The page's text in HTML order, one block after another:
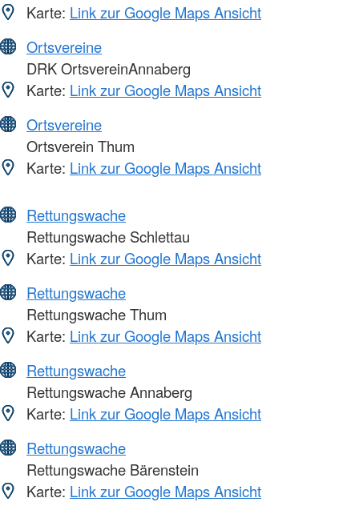
Karte: Link zur Google Maps Ansicht
Ortsvereine
DRK OrtsvereinAnnaberg
Karte: Link zur Google Maps Ansicht
Ortsvereine
Ortsverein Thum
Karte: Link zur Google Maps Ansicht
Rettungswache
Rettungswache Schlettau
Karte: Link zur Google Maps Ansicht
Rettungswache
Rettungswache Thum
Karte: Link zur Google Maps Ansicht
Rettungswache
Rettungswache Annaberg
Karte: Link zur Google Maps Ansicht
Rettungswache
Rettungswache Bärenstein
Karte: Link zur Google Maps Ansicht